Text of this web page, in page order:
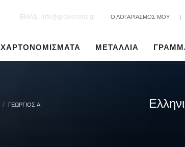
EMAIL: info@greekcoins.gr Ο ΛΟΓΑΡΙΑΣΜΟΣ ΜΟΥ |
ΧΑΡΤΟΝΟΜΙΣΜΑΤΑ ΜΕΤΑΛΛΙΑ
ΓΕΏΡΓΙΟΣ Α'